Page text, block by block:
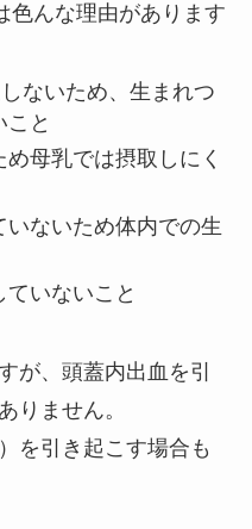
色んな理由があります
ないため、生まれつ
こと
母乳では摂取しにく
ないため体内での生
いないこと
が、頭蓋内出血を引
りません。
を引き起こす場合も